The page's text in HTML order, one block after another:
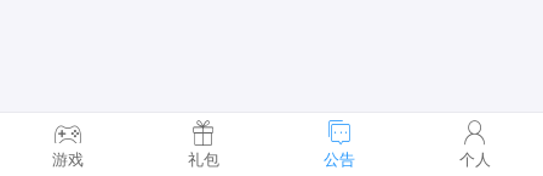
游戏 礼包 公告 个人